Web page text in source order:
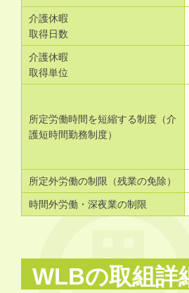
介護休暇
取得日数
介護休暇
取得単位
所定労働時間を短縮する制度（介
護短時間勤務制度）
所定外労働の制限（残業の免除）
時間外労働・深夜業の制限
WLBの取組詳